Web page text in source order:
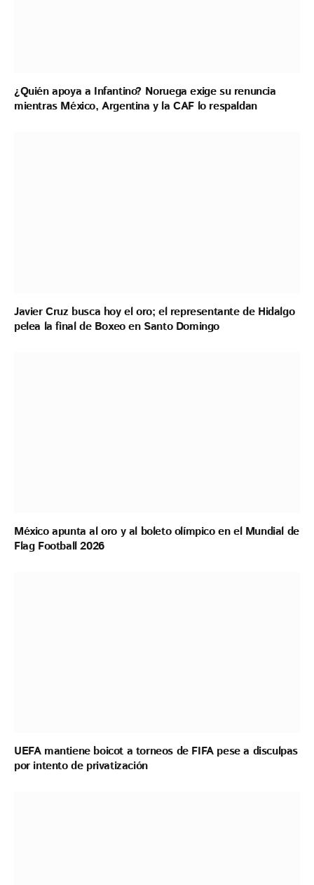
¿Quién apoya a Infantino? Noruega exige su renuncia
mientras México, Argentina y la CAF lo respaldan
Javier Cruz busca hoy el oro; el representante de Hidalgo
pelea la final de Boxeo en Santo Domingo
México apunta al oro y al boleto olímpico en el Mundial de
Flag Football 2026
UEFA mantiene boicot a torneos de FIFA pese a disculpas
por intento de privatización